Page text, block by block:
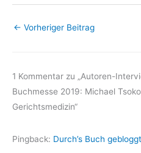
← Vorheriger Beitrag
1 Kommentar zu „Autoren-
Buchmesse 2019: Michael
Gerichtsmedizin“
Pingback: Durch’s Buch